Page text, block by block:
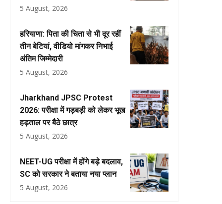
5 August, 2026
हरियाणा: पिता की चिता से भी दूर रहीं
तीन बेटियां, वीडियो मांगकर निभाई
अंतिम जिम्मेदारी
5 August, 2026
Jharkhand JPSC Protest
2026: परीक्षा में गड़बड़ी को लेकर भूख
हड़ताल पर बैठे छात्र
5 August, 2026
NEET-UG परीक्षा में होंगे बड़े बदलाव,
SC को सरकार ने बताया नया प्लान
5 August, 2026